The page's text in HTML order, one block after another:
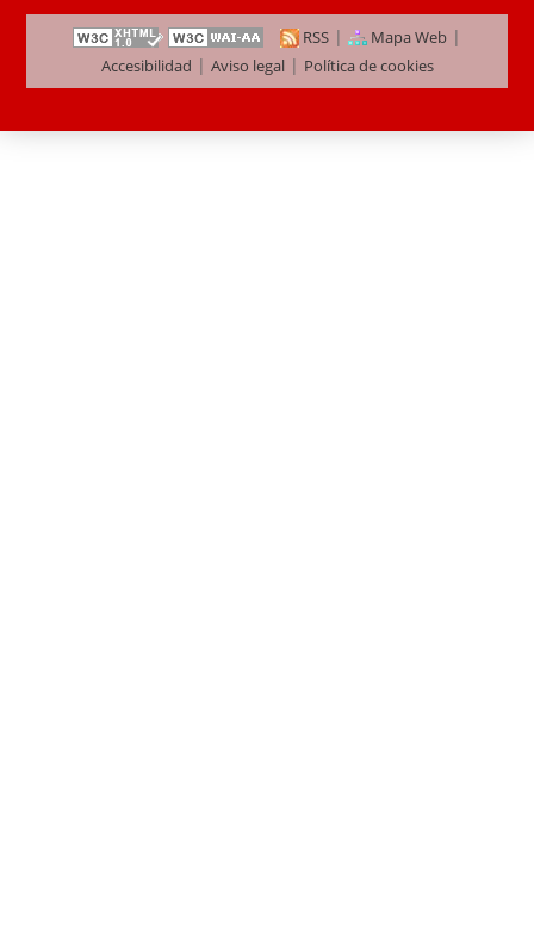
RSS | Mapa Web |
Accesibilidad | Aviso legal| Política de cookies